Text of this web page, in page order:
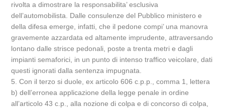
rivolta a dimostrare la responsabilita’ esclusiva
dell’automobilista. Dalle consulenze del Pubblico ministero e
della difesa emerge, infatti, che il pedone compi’ una manovra
gravemente azzardata ed altamente imprudente, attraversando
lontano dalle strisce pedonali, poste a trenta metri e dagli
impianti semaforici, in un punto di intenso traffico veicolare, dati
questi ignorati dalla sentenza impugnata.
5. Con il terzo si duole, ex articolo 606 c.p.p., comma 1, lettera
b) dell’erronea applicazione della legge penale in ordine
all’articolo 43 c.p., alla nozione di colpa e di concorso di colpa,